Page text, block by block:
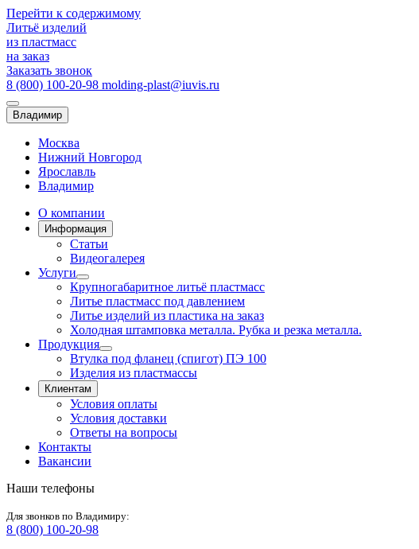
Перейти к содержимому
Литьё изделий
из пластмасс
на заказ
Заказать звонок
8 (800) 100-20-98 molding-plast@iuvis.ru
Владимир
Москва
Нижний Новгород
Ярославль
Владимир
О компании
Информация
Статьи
Видеогалерея
Услуги
Крупногабаритное литьё пластмасс
Литье пластмасс под давлением
Литье изделий из пластика на заказ
Холодная штамповка металла. Рубка и резка металла.
Продукция
Втулка под фланец (спигот) ПЭ 100
Изделия из пластмассы
Клиентам
Условия оплаты
Условия доставки
Ответы на вопросы
Контакты
Вакансии
Наши телефоны
Для звонков по Владимиру:
8 (800) 100-20-98